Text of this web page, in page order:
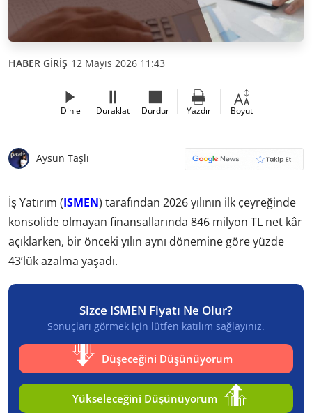
HABER GİRİŞ 12 Mayıs 2026 11:43
Dinle Duraklat Durdur Yazdır Boyut
Aysun Taşlı
İş Yatırım (ISMEN) tarafından 2026 yılının ilk çeyreğinde
konsolide olmayan finansallarında 846 milyon TL net kâr
açıklarken, bir önceki yılın aynı dönemine göre yüzde
43’lük azalma yaşadı.
Sizce ISMEN Fiyatı Ne Olur?
Sonuçları görmek için lütfen katılım sağlayınız.
Düşeceğini Düşünüyorum
Yükseleceğini Düşünüyorum